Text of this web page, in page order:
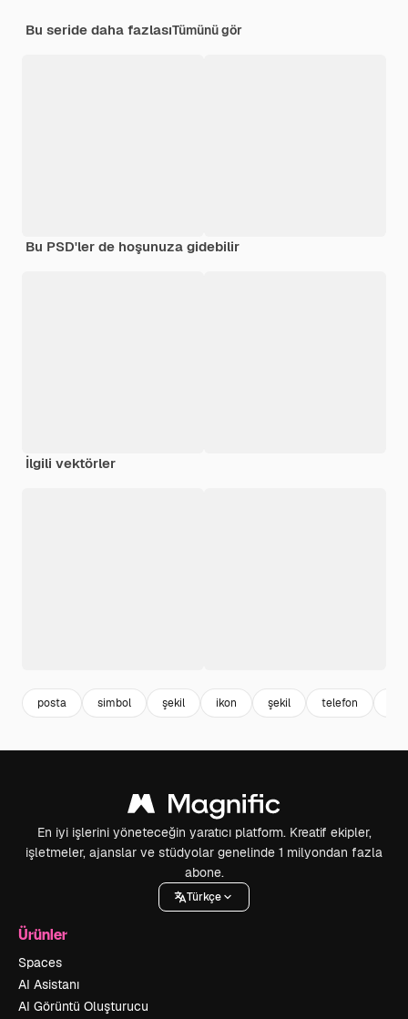
Bu seride daha fazlasıTümünü gör
Bu PSD'ler de hoşunuza gidebilir
İlgili vektörler
posta simbol şekil ikon şekil telefon
En iyi işlerini yöneteceğin yaratıcı platform. Kreatif ekipler,
işletmeler, ajanslar ve stüdyolar genelinde 1 milyondan fazla
abone.
Türkçe
Ürünler
Spaces
AI Asistanı
AI Görüntü Oluşturucu